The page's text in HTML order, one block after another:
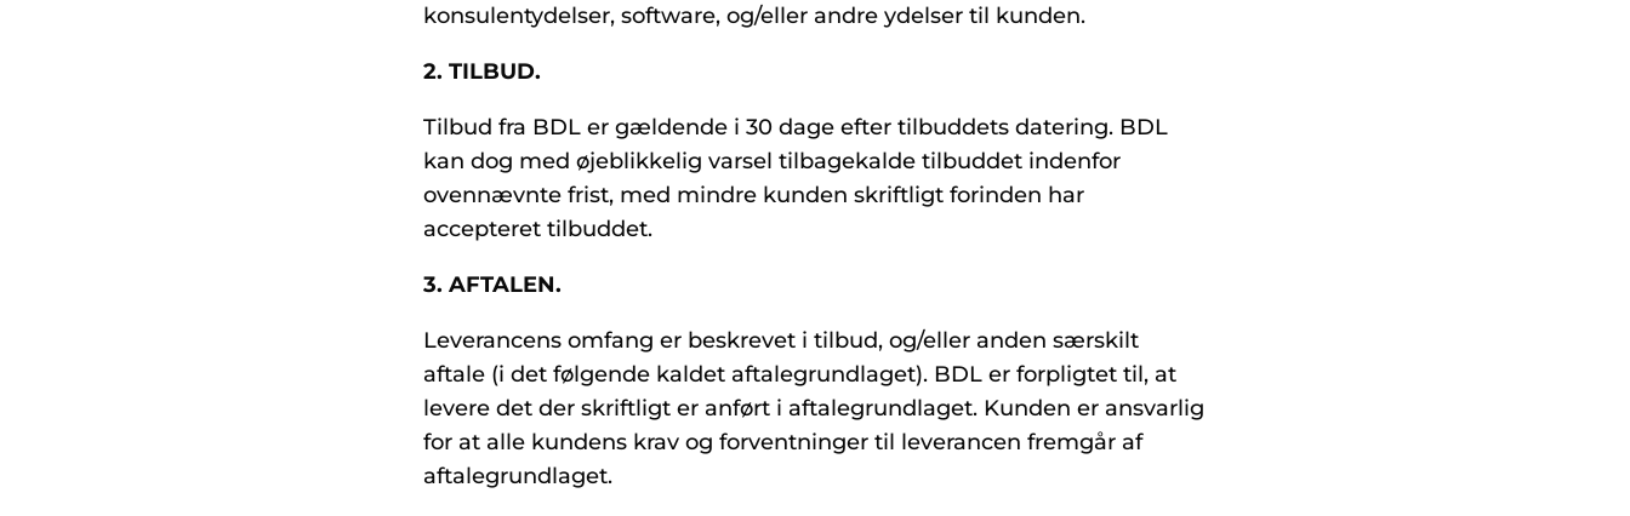
konsulentydelser, software, og/eller andre ydelser til kunden.
2. TILBUD.
Tilbud fra BDL er gældende i 30 dage efter tilbuddets datering. BDL
kan dog med øjeblikkelig varsel tilbagekalde tilbuddet indenfor
ovennævnte frist, med mindre kunden skriftligt forinden har
accepteret tilbuddet.
3. AFTALEN.
Leverancens omfang er beskrevet i tilbud, og/eller anden særskilt
aftale (i det følgende kaldet aftalegrundlaget). BDL er forpligtet til, at
levere det der skriftligt er anført i aftalegrundlaget. Kunden er ansvarlig
for at alle kundens krav og forventninger til leverancen fremgår af
aftalegrundlaget.